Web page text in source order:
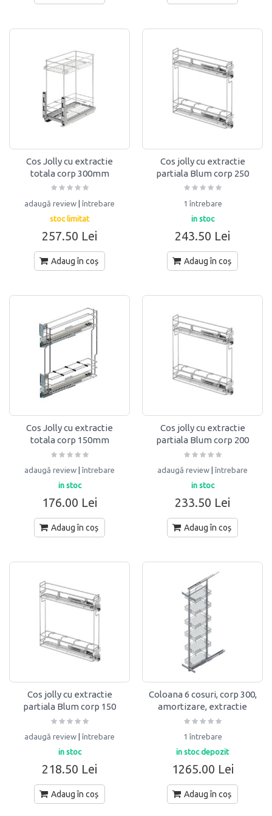
Cos Jolly cu extractie
totala corp 300mm
Hafele
adaugă review
întrebare
stoc limitat
257.50 Lei
Adaug în coș
Cos jolly cu extractie
partiala Blum corp 250
STARAX
1 întrebare
in stoc
243.50 Lei
Adaug în coș
Cos Jolly cu extractie
totala corp 150mm
Hafele
adaugă review
întrebare
in stoc
176.00 Lei
Adaug în coș
Cos jolly cu extractie
partiala Blum corp 200
STARAX
adaugă review
întrebare
in stoc
233.50 Lei
Adaug în coș
Cos jolly cu extractie
partiala Blum corp 150
STARAX
adaugă review
întrebare
in stoc
218.50 Lei
Adaug în coș
Coloana 6 cosuri, corp 300,
amortizare, extractie
totala, H 1850-2000,
1 întrebare
in stoc depozit
1265.00 Lei
Adaug în coș